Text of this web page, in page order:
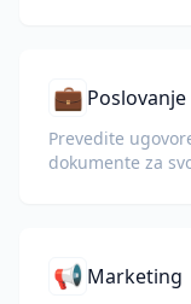
💼 Poslovanje
Prevedite
dokumente za
📢 Marketing